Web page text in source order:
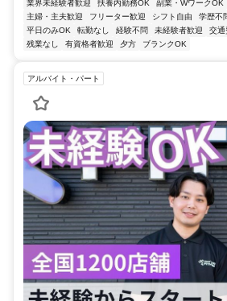
業界未経験者歓迎 扶養内勤務OK 副業・WワークOK
主婦・主夫歓迎
フリーター歓迎 シフト自由 学歴不
平日のみOK
転勤なし 経験不問 未経験者歓迎 交通
残業なし
有資格者歓迎 夕方 ブランクOK
アルバイト・パート